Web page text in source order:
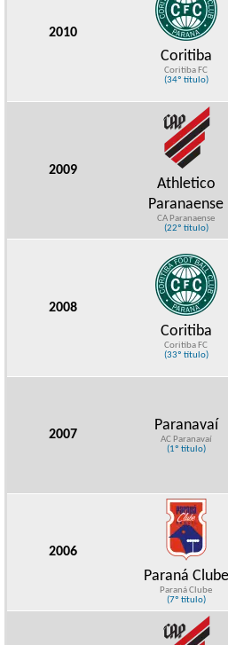
2010
Coritiba
Coritiba FC
(34º título)
2009
Athletico
Paranaense
CA Paranaense
(22º título)
2008
Coritiba
Coritiba FC
(33º título)
2007
Paranavaí
AC Paranavaí
(1º título)
2006
Paraná Clube
Paraná Clube
(7º título)